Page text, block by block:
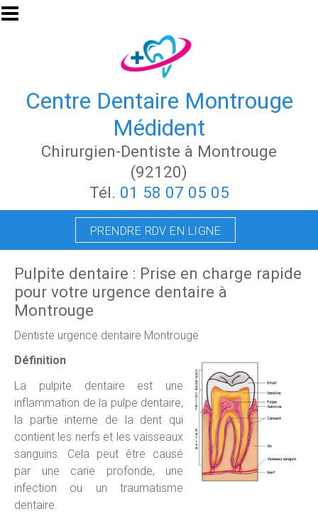
Aller au contenu principal
Centre Dentaire Montrouge
Médident
Chirurgien-Dentiste à Montrouge
(92120)
Tél. 01 58 07 05 05
PRENDRE RDV EN LIGNE
Pulpite dentaire : Prise en charge rapide
pour votre urgence dentaire à
Montrouge
Dentiste urgence dentaire Montrouge
Définition
La pulpite dentaire est une
inflammation de la pulpe dentaire,
la partie interne de la dent qui
contient les nerfs et les vaisseaux
sanguins. Cela peut être causé
par une carie profonde, une
infection ou un traumatisme
dentaire.